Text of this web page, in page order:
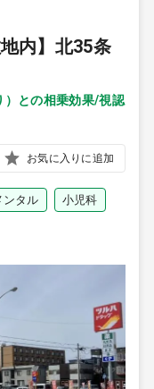
内】北35条
）との相乗効果/視認
お気に入りに追加
ンタル 小児科